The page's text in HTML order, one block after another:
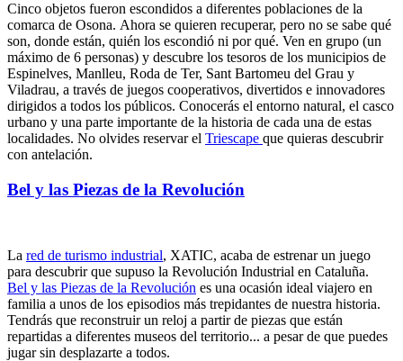
Cinco objetos fueron escondidos a diferentes poblaciones de la
comarca de Osona. Ahora se quieren recuperar, pero no se sabe qué
son, donde están, quién los escondió ni por qué. Ven en grupo (un
máximo de 6 personas) y descubre los tesoros de los municipios de
Espinelves, Manlleu, Roda de Ter, Sant Bartomeu del Grau y
Viladrau, a través de juegos cooperativos, divertidos e innovadores
dirigidos a todos los públicos. Conocerás el entorno natural, el casco
urbano y una parte importante de la historia de cada una de estas
localidades. No olvides reservar el Triescape que quieras descubrir
con antelación.
Bel y las Piezas de la Revolución
La red de turismo industrial, XATIC, acaba de estrenar un juego
para descubrir que supuso la Revolución Industrial en Cataluña.
Bel y las Piezas de la Revolución es una ocasión ideal viajero en
familia a unos de los episodios más trepidantes de nuestra historia.
Tendrás que reconstruir un reloj a partir de piezas que están
repartidas a diferentes museos del territorio... a pesar de que puedes
jugar sin desplazarte a todos.